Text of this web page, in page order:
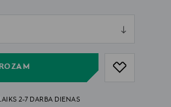
2-7 DARBA DIENAS